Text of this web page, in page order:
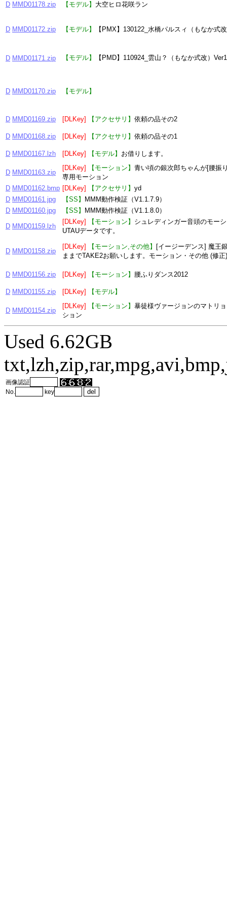
D MMD01178.zip 【モデル】 大空ヒロ花咲ラン
D MMD01172.zip 【モデル】 【PMX】130122_水橋パルスィ（もなか式
D MMD01171.zip 【モデル】 【PMD】110924_雲山？（もなか式改）
D MMD01170.zip 【モデル】
D MMD01169.zip [DLKey] 【アクセサリ】 依頼の品その2
D MMD01168.zip [DLKey] 【アクセサリ】 依頼の品その1
D MMD01167.lzh [DLKey] 【モデル】 お借りします。
D MMD01163.zip
[DLKey] 【モーション】 青い頃の銀次郎ちゃんが[腰振
専用モーション
D MMD01162.bmp [DLKey] 【アクセサリ】 yd
D MMD01161.jpg 【SS】
MMM動作検証（V1.1.7.9）
D MMD01160.jpg 【SS】 MMM動作検証（V1.1.8.0）
D MMD01159.lzh
[DLKey] 【モーション】 シュレディンガー音頭のモー
UTAUデータです。
D MMD01158.zip
[DLKey] 【モーション,その他】
[イージーデンス] 魔王
ままでTAKE2お願いします。モーション・その他 (修正)
D MMD01156.zip [DLKey] 【モーション】 腰ふりダンス2012
D MMD01155.zip [DLKey] 【モデル】
D MMD01154.zip
[DLKey] 【モーション】 暴徒様ヴァージョンのマトリ
ション
Used 6.62GB
画像認証
No.
key